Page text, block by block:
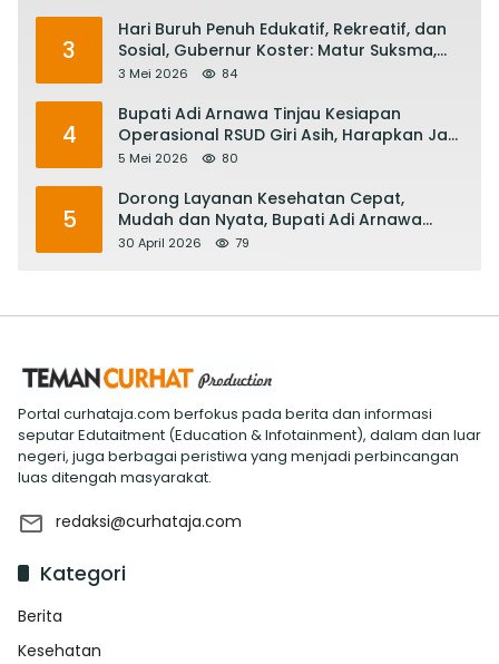
3
Hari Buruh Penuh Edukatif, Rekreatif, dan
Sosial, Gubernur Koster: Matur Suksma,
Keringat Pekerja Mesin Ekonomi Bali
3 Mei 2026 84
4
Bupati Adi Arnawa Tinjau Kesiapan
Operasional RSUD Giri Asih, Harapkan Jadi
RS Rujukan Terbaik
5 Mei 2026 80
5
Dorong Layanan Kesehatan Cepat,
Mudah dan Nyata, Bupati Adi Arnawa
Evaluasi ‘Mantap Nak Badung’
30 April 2026 79
Portal curhataja.com berfokus pada berita dan informasi
seputar Edutaitment (Education & Infotainment), dalam dan luar
negeri, juga berbagai peristiwa yang menjadi perbincangan
luas ditengah masyarakat.
redaksi@curhataja.com
Kategori
Berita
Kesehatan